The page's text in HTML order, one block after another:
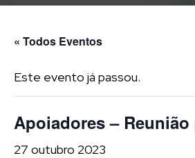
« Todos Eventos
Este evento já passou.
Apoiadores –
27 outubro 2023